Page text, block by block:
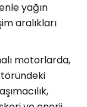
yağın
aralıkları
motorlarda,